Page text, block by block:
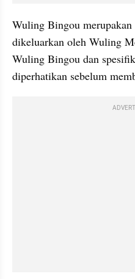
Wuling Bingou
dikeluarkan oleh Wuling
Wuling Bingou dan
diperhatikan sebelum